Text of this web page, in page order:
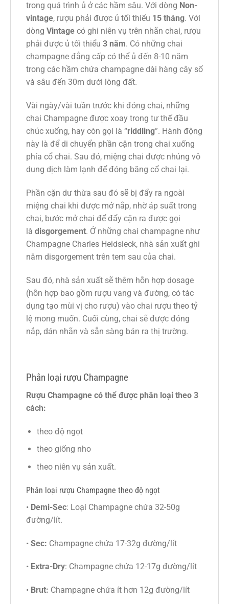
trong quá trình ủ ở các hầm sâu. Với dòng Non-
vintage, rượu phải được ủ tối thiểu 15 tháng. Với
dòng Vintage có ghi niên vụ trên nhãn chai, rượu
phải được ủ tối thiểu 3 năm. Có những chai
champagne đẳng cấp có thể ủ đến 8-10 năm
trong các hầm chứa champagne dài hàng cây số
và sâu đến 30m dưới lòng đất.
Vài ngày/vài tuần trước khi đóng chai, những
chai Champagne được xoay trong tư thế đầu
chúc xuống, hay còn gọi là “riddling”. Hành động
này là để di chuyển phần cặn trong chai xuống
phía cổ chai. Sau đó, miệng chai được nhúng vô
dung dịch làm lạnh để đóng băng cổ chai lại.
Phần cặn dư thừa sau đó sẽ bị đẩy ra ngoài
miệng chai khi được mở nắp, nhờ áp suất trong
chai, bước mở chai để đẩy cặn ra được gọi
là disgorgement. Ở những chai champagne như
Champagne Charles Heidsieck, nhà sản xuất ghi
năm disgorgement trên tem sau của chai.
Sau đó, nhà sản xuất sẽ thêm hỗn hợp dosage
(hỗn hợp bao gồm rượu vang và đường, có tác
dụng tạo mùi vị cho rượu) vào chai rượu theo tỷ
lệ mong muốn. Cuối cùng, chai sẽ được đóng
nắp, dán nhãn và sẵn sàng bán ra thị trường.
Phân loại rượu Champagne
Rượu Champagne có thể được phân loại theo 3
cách:
theo độ ngọt
theo giống nho
theo niên vụ sản xuất.
Phân loại rượu Champagne theo độ ngọt
• Demi-Sec: Loại Champagne chứa 32-50g
đường/lít.
• Sec: Champagne chứa 17-32g đường/lít
• Extra-Dry: Champagne chứa 12-17g đường/lít
• Brut: Champagne chứa ít hơn 12g đường/lít